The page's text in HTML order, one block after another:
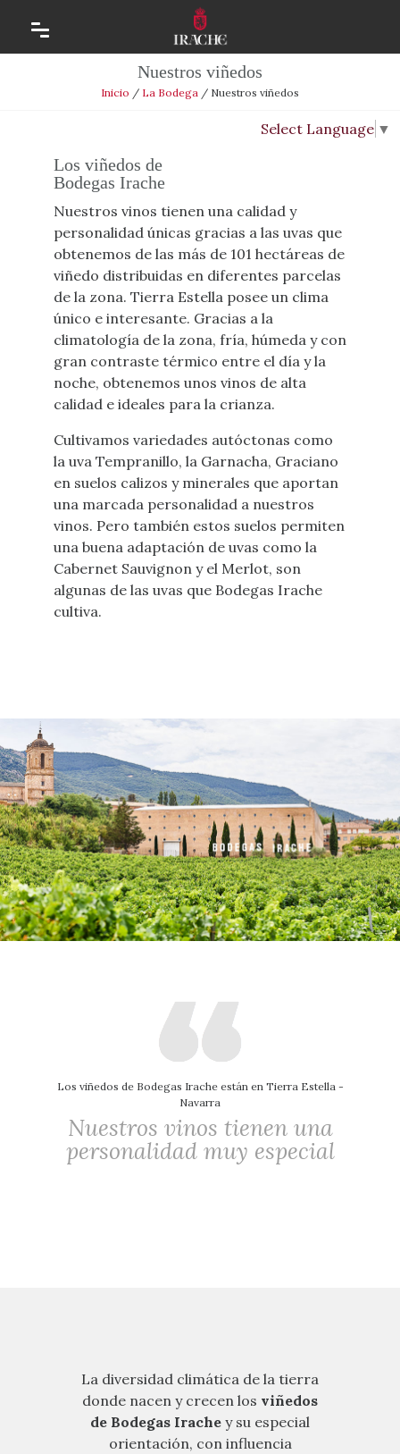
Select Language ▼
Nuestros viñedos
Inicio / La Bodega / Nuestros viñedos
Los viñedos de
Bodegas Irache
Nuestros vinos tienen una calidad y
personalidad únicas gracias a las uvas que
obtenemos de las más de 101 hectáreas de
viñedo distribuidas en diferentes parcelas
de la zona. Tierra Estella posee un clima
único e interesante. Gracias a la
climatología de la zona, fría, húmeda y con
gran contraste térmico entre el día y la
noche, obtenemos unos vinos de alta
calidad e ideales para la crianza.
Cultivamos variedades autóctonas como
la uva Tempranillo, la Garnacha, Graciano
en suelos calizos y minerales que aportan
una marcada personalidad a nuestros
vinos. Pero también estos suelos permiten
una buena adaptación de uvas como la
Cabernet Sauvignon y el Merlot, son
algunas de las uvas que Bodegas Irache
cultiva.
Los viñedos de Bodegas Irache están en Tierra Estella -
Navarra
Nuestros vinos tienen una
personalidad muy especial
La diversidad climática de la tierra
donde nacen y crecen los viñedos
de Bodegas Irache y su especial
orientación, con influencia